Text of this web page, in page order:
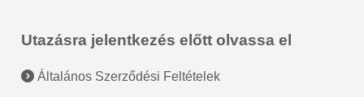
Utazásra jelentkezés előtt olvassa el
Általános Szerződési Feltételek